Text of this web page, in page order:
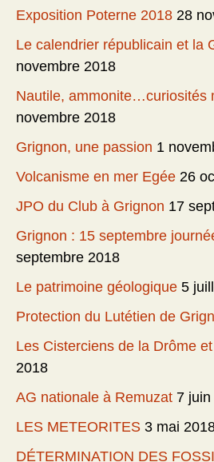
Exposition Poterne 2018 28
Le calendrier républicain et la
novembre 2018
Nautile, ammonite…curiosités
novembre 2018
Grignon, une passion 1
Volcanisme en mer Egée 26
JPO du Club à Grignon 17
Grignon : 15 septembre
septembre 2018
Le patrimoine géologique 5
Protection du Lutétien de
Les Cisterciens de la Drôme
2018
AG nationale à Remuzat 7
LES METEORITES 3 mai
DÉTERMINATION DES